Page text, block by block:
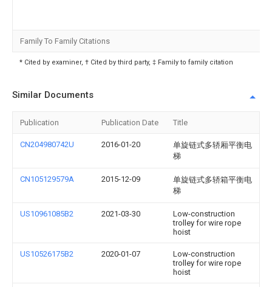
Family To Family Citations
* Cited by examiner, † Cited by third party, ‡ Family to family citation
Similar Documents
Publication Publication Date Title
CN204980742U 2016-01-20
单旋链式多轿厢平衡电
梯
CN105129579A 2015-12-09
单旋链式多轿箱平衡电
梯
US10961085B2 2021-03-30
Low-construction
trolley for wire rope
hoist
US10526175B2 2020-01-07
Low-construction
trolley for wire rope
hoist